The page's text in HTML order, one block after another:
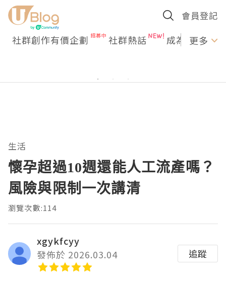
會員登記
社群創作有價企劃 社群熱話 成為U更多
生活
懷孕超過10週還能人工流產嗎？
風險與限制一次講清
瀏覽次數:114
xgykfcyy
發佈於 2026.03.04
追蹤